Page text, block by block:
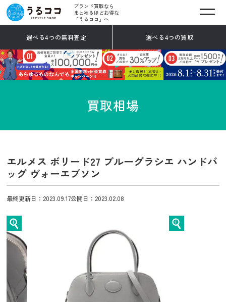
ブランド買取なら
まとめるほどお得な
「うるココ」へ
選べる4つの無料査定 選べる4つの買取
買取相場
エルメス ボリード27 ブルーグラシエ ハンドバ
ッグ ヴォーエプソン
最終更新日：2023.09.17公開日：2023.02.08